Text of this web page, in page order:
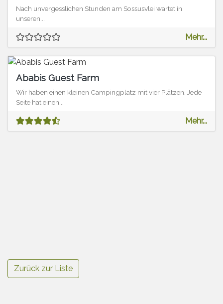
Nach unvergesslichen Stunden am Sossusvlei wartet in
unseren...
Mehr...
Ababis Guest Farm
Wir haben einen kleinen Campingplatz mit vier Plätzen. Jede
Seite hat einen...
Mehr...
Zurück zur Liste